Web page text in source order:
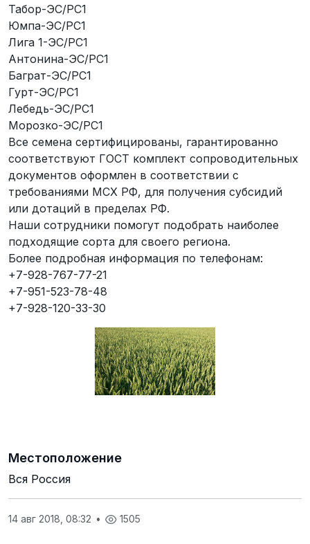
Табор-ЭС/РС1
Юмпа-ЭС/РС1
Лига 1-ЭС/РС1
Антонина-ЭС/РС1
Баграт-ЭС/РС1
Гурт-ЭС/РС1
Лебедь-ЭС/РС1
Морозко-ЭС/РС1
Все семена сертифицированы, гарантированно
соответствуют ГОСТ комплект сопроводительных
документов оформлен в соответствии с
требованиями МСХ РФ, для получения субсидий
или дотаций в пределах РФ.
Наши сотрудники помогут подобрать наиболее
подходящие сорта для своего региона.
Более подробная информация по телефонам:
+7-928-767-77-21
+7-951-523-78-48
+7-928-120-33-30
Местоположение
Вся Россия
14 авг 2018, 08:32 • 1505